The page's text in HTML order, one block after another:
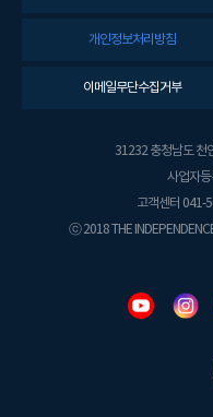
개인정보처리방침
이메일무단수집거부
31232 충청남도 천
사업자
고객센터 041-
ⓒ 2018 THE